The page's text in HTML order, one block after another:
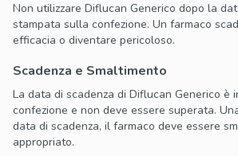
Non utilizzare Diflucan Generico dopo la
stampata sulla confezione. Un farmaco
efficacia o diventare pericoloso.
Scadenza e Smaltimento
La data di scadenza di Diflucan Generico è
confezione e non deve essere superata.
data di scadenza, il farmaco deve essere
appropriato.